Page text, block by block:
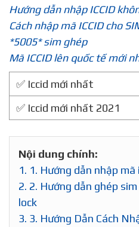
Hướng dẫn nhập ICCID
Cách nhập mã ICCID cho
*5005* sim ghép
Mã ICCID lên quốc tế mới
✅ Iccid mới nhất
✅ Iccid mới nhất 2021
Nội dung chính:
1. 1. Hướng dẫn nhập mã
2. 2. Hướng dẫn ghép
lock
3. 3. Hướng Dẫn Cách